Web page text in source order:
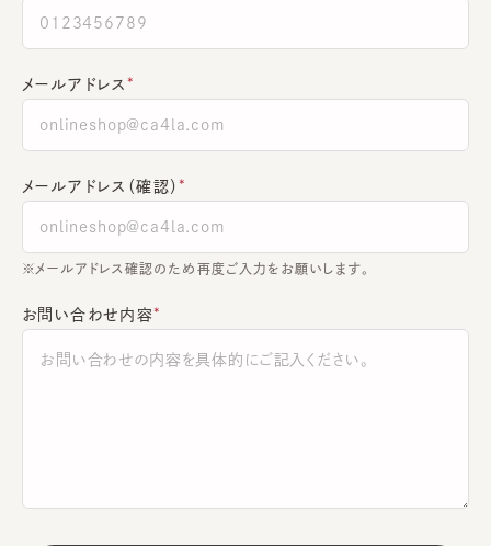
メールアドレス
メールアドレス（確認）
※メールアドレス確認のため再度ご入力をお願いします。
お問い合わせ内容